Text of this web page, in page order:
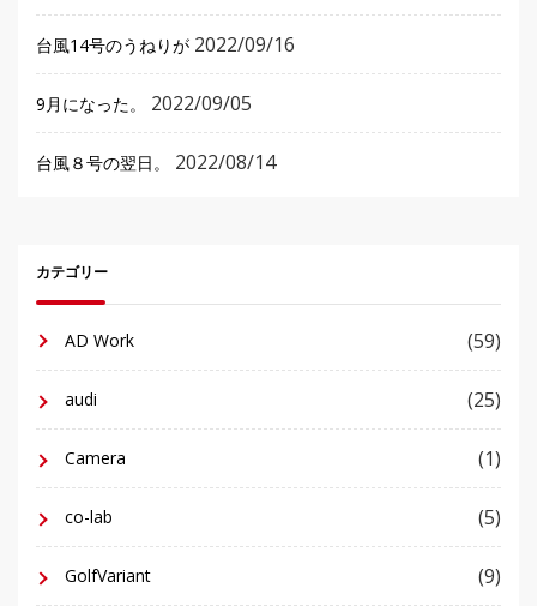
台風14号のうねりが 2022/09/16
9月になった。 2022/09/05
台風８号の翌日。 2022/08/14
カテゴリー
AD Work (59)
audi (25)
Camera (1)
co-lab (5)
GolfVariant (9)